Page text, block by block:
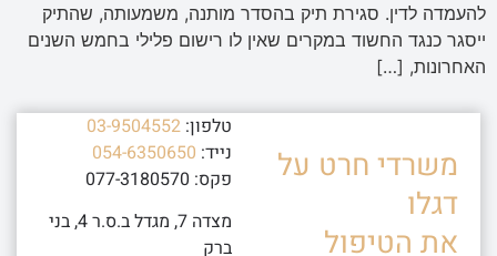
להעמדה לדין. סגירת תיק בהסדר מותנה, משמעותה, שהתיק
ייסגר כנגד החשוד במקרים שאין לו רישום פלילי בחמש השנים
האחרונות, […]
משרדי חרט על
דגלו
את הטיפול
טלפון: 03-9504552
נייד: 054-6350650
פקס: 077-3180570
מצדה 7, מגדל ב.ס.ר 4, בני
ברק